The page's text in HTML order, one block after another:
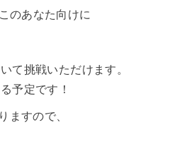
のあなた向けに
て挑戦いただけます。
予定です！
ますので、